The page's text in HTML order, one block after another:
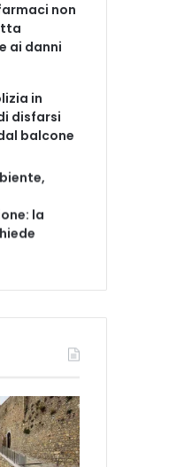
non
ai danni
in
disfarsi
balcone
la